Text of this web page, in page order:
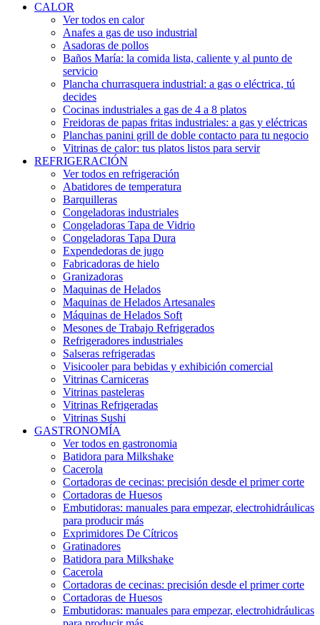
CALOR
Ver todos en calor
Anafes a gas de uso industrial
Asadoras de pollos
Baños María: la comida lista, caliente y al punto de
servicio
Plancha churrasquera industrial: a gas o eléctrica, tú
decides
Cocinas industriales a gas de 4 a 8 platos
Freidoras de papas fritas industriales: a gas y eléctricas
Planchas panini grill de doble contacto para tu negocio
Vitrinas de calor: tus platos listos para servir
REFRIGERACIÓN
Ver todos en refrigeración
Abatidores de temperatura
Barquilleras
Congeladoras industriales
Congeladoras Tapa de Vidrio
Congeladoras Tapa Dura
Expendedoras de jugo
Fabricadoras de hielo
Granizadoras
Maquinas de Helados
Maquinas de Helados Artesanales
Máquinas de Helados Soft
Mesones de Trabajo Refrigerados
Refrigeradores industriales
Salseras refrigeradas
Visicooler para bebidas y exhibición comercial
Vitrinas Carniceras
Vitrinas pasteleras
Vitrinas Refrigeradas
Vitrinas Sushi
GASTRONOMÍA
Ver todos en gastronomia
Batidora para Milkshake
Cacerola
Cortadoras de cecinas: precisión desde el primer corte
Cortadoras de Huesos
Embutidoras: manuales para empezar, electrohidráulicas
para producir más
Exprimidores De Cítricos
Gratinadores
Batidora para Milkshake
Cacerola
Cortadoras de cecinas: precisión desde el primer corte
Cortadoras de Huesos
Embutidoras: manuales para empezar, electrohidráulicas